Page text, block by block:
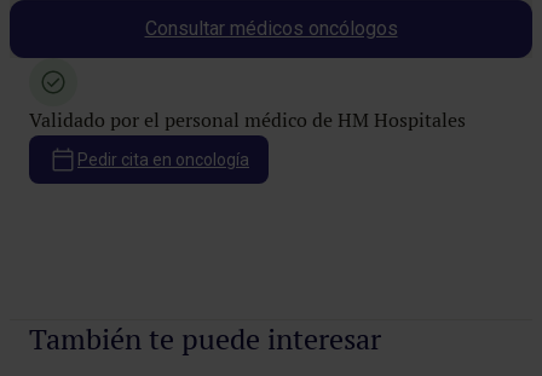
Consultar médicos oncólogos
Validado por el personal médico de HM Hospitales
Pedir cita en oncología
También te puede interesar